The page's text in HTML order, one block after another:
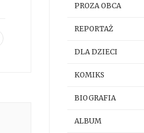
PROZA OBCA
REPORTAŻ
DLA DZIECI
KOMIKS
BIOGRAFIA
ALBUM